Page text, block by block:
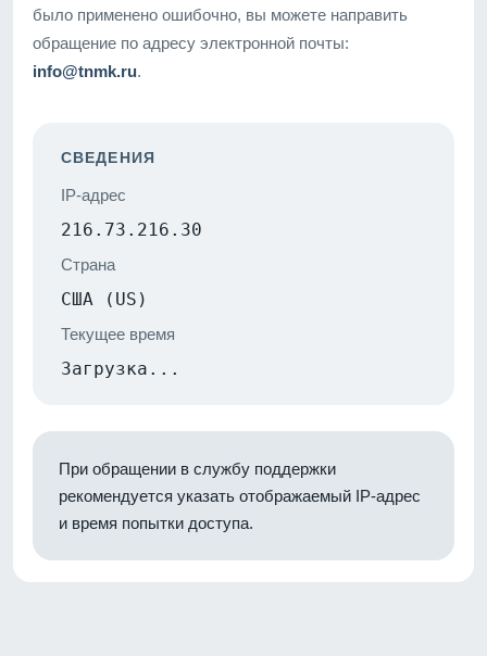
было применено ошибочно, вы можете направить
обращение по адресу электронной почты:
info@tnmk.ru.
СВЕДЕНИЯ
IP-адрес
216.73.216.30
Страна
США (US)
Текущее время
Загрузка...
При обращении в службу поддержки
рекомендуется указать отображаемый IP-адрес
и время попытки доступа.